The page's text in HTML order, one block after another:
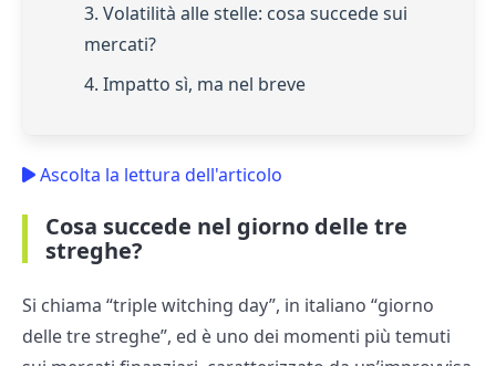
3. Volatilità alle stelle: cosa succede sui
mercati?
4. Impatto sì, ma nel breve
Ascolta la lettura dell'articolo
Cosa succede nel giorno delle tre
streghe?
Si chiama “triple witching day”, in italiano “giorno
delle tre streghe”, ed è uno dei momenti più temuti